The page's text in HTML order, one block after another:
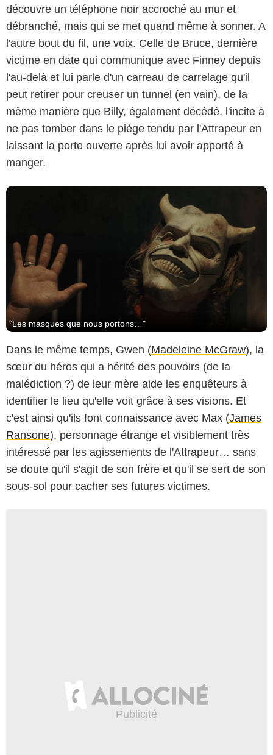
découvre un téléphone noir accroché au mur et
débranché, mais qui se met quand même à sonner. A
l'autre bout du fil, une voix. Celle de Bruce, dernière
victime en date qui communique avec Finney depuis
l'au-delà et lui parle d'un carreau de carrelage qu'il
peut retirer pour creuser un tunnel (en vain), de la
même manière que Billy, également décédé, l'incite à
ne pas tomber dans le piège tendu par l'Attrapeur en
laissant la porte ouverte après lui avoir apporté à
manger.
Universal Pictures International France
"Les masques que nous portons…"
Dans le même temps, Gwen (Madeleine McGraw), la
sœur du héros qui a hérité des pouvoirs (de la
malédiction ?) de leur mère aide les enquêteurs à
identifier le lieu qu'elle voit grâce à ses visions. Et
c'est ainsi qu'ils font connaissance avec Max (James
Ransone), personnage étrange et visiblement très
intéressé par les agissements de l'Attrapeur… sans
se doute qu'il s'agit de son frère et qu'il se sert de son
sous-sol pour cacher ses futures victimes.